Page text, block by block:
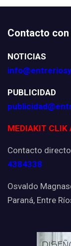
Contacto
NOTICIAS
PUBLICIDAD
MEDIAKIT CLIK
Contacto
4384338
Osvaldo
Paraná, Entre